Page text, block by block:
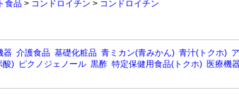
食品 > コンドロイチン > コンドロイチン
器 介護食品 基礎化粧品 青ミカン(青みかん) 青汁(トクホ)
酸) ピクノジェノール 黒酢 特定保健用食品(トクホ) 医療機